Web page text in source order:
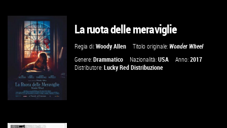
GUARDA IL TRAILER
VAI ALLA SCHEDA
La ruota delle meraviglie
Regia di:Woody Allen Titolo originale: Wonder Wheel
Genere:Drammatico Nazionalità:USA Anno:2017
Distributore:Lucky Red Distribuzione